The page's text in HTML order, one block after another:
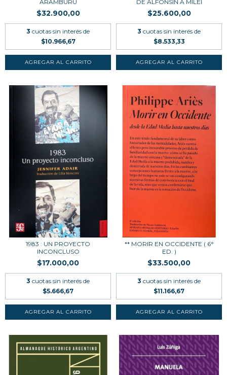
ARAMBURU
$32.900,00
3 cuotas sin interés de
$10.966,67
DE ALFONSÍN A MILEI
$25.600,00
3 cuotas sin interés de
$8.533,33
1983 : UN PROYECTO
INCONCLUSO
$17.000,00
3 cuotas sin interés de
$5.666,67
** MORIR EN OCCIDENTE ( 6°
ED. )
$33.500,00
3 cuotas sin interés de
$11.166,67